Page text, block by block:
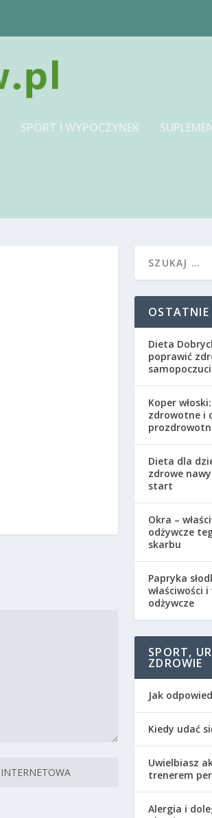
SPORT I WYPOCZYNEK
OSTATNIE
Dieta
poprawić
Koper
zdrowotne i
Dieta dla
zdrowe
start
Okra –
odżywcze
skarbu
Papryka
właściwości
odżywcze
SPORT,
ZDROWIE
Jak
Kiedy udać
Uwielbiasz
trenerem
Alergia i